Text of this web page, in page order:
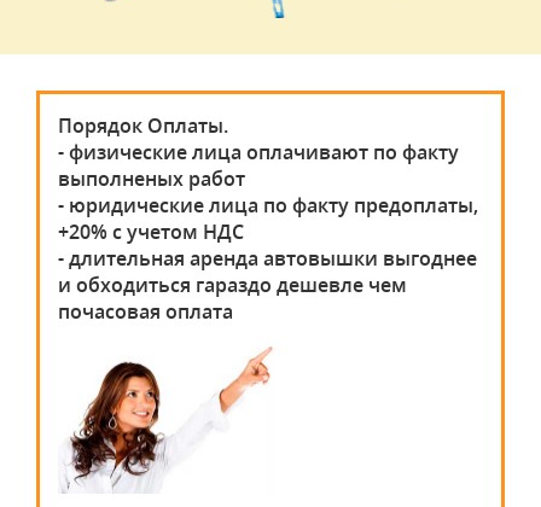
Порядок Оплаты.
- физические лица оплачивают по факту
выполненых работ
- юридические лица по факту предоплаты,
+20% с учетом НДС
- длительная аренда автовышки выгоднее
и обходиться гараздо дешевле чем
почасовая оплата